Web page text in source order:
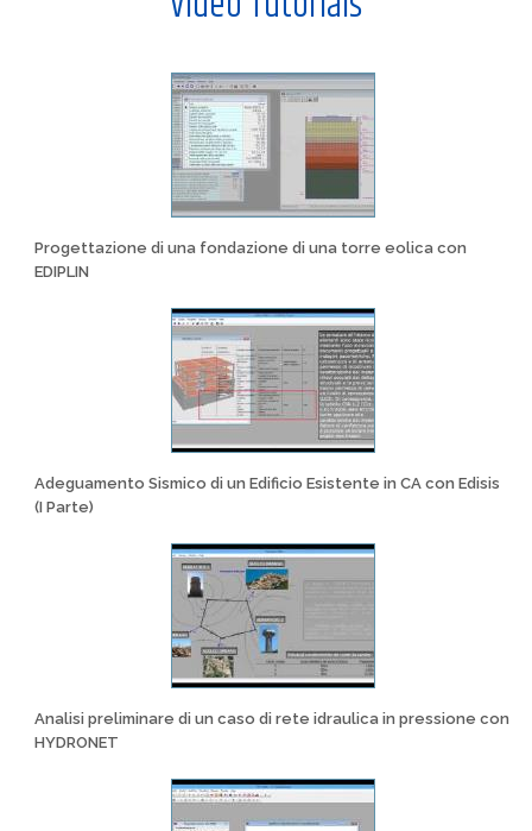
Progettazione di una fondazione di una torre eolica con
EDIPLIN
Adeguamento Sismico di un Edificio Esistente in CA con Edisis
(I Parte)
Analisi preliminare di un caso di rete idraulica in pressione con
HYDRONET